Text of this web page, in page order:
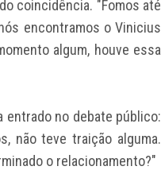
coincidência. "Fomos até
encontramos o Vinicius
algum, houve essa
entrado no debate público:
não teve traição alguma.
o relacionamento?"